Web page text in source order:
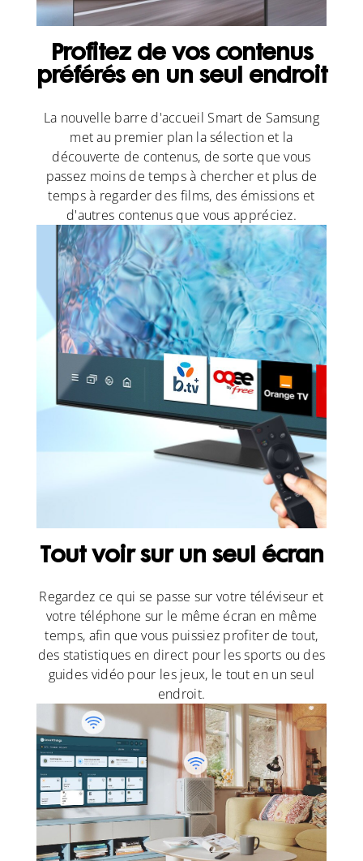
Profitez de vos contenus
préférés en un seul endroit
La nouvelle barre d'accueil Smart de Samsung
met au premier plan la sélection et la
découverte de contenus, de sorte que vous
passez moins de temps à chercher et plus de
temps à regarder des films, des émissions et
d'autres contenus que vous appréciez.
Tout voir sur un seul écran
Regardez ce qui se passe sur votre téléviseur et
votre téléphone sur le même écran en même
temps, afin que vous puissiez profiter de tout,
des statistiques en direct pour les sports ou des
guides vidéo pour les jeux, le tout en un seul
endroit.